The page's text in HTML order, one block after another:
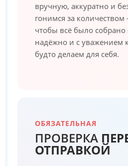
вручную, аккуратно и
гонимся за
чтобы всё было
надёжно и с уважением
будто делаем для себя.
ОБЯЗАТЕЛЬНАЯ
ПРОВЕРКА
ОТПРАВКОЙ